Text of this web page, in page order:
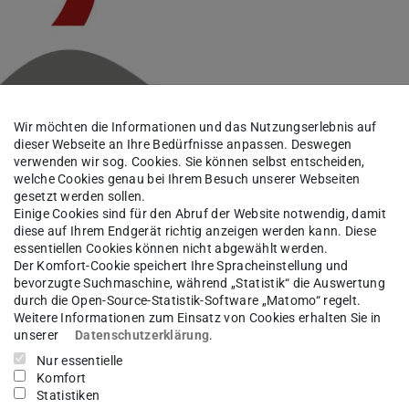
Forscherin (Career Bridging Grant) in der
ein Panel mit dem Titel „The Meanings of
der Italienischen Vereinigung für
bis 6. September 2025 in Neapel stattfindet.
Wir möchten die Informationen und das Nutzungserlebnis auf
dieser Webseite an Ihre Bedürfnisse anpassen. Deswegen
verwenden wir sog. Cookies. Sie können selbst entscheiden,
welche Cookies genau bei Ihrem Besuch unserer Webseiten
gesetzt werden sollen.
Einige Cookies sind für den Abruf der Website notwendig, damit
diese auf Ihrem Endgerät richtig anzeigen werden kann. Diese
essentiellen Cookies können nicht abgewählt werden.
Der Komfort-Cookie speichert Ihre Spracheinstellung und
bevorzugte Suchmaschine, während „Statistik“ die Auswertung
durch die Open-Source-Statistik-Software „Matomo“ regelt.
Weitere Informationen zum Einsatz von Cookies erhalten Sie in
unserer
Datenschutzerklärung.
Nur essentielle
Komfort
Statistiken